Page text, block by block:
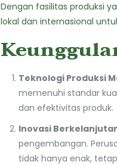
Dengan fasilitas produksi
lokal dan internasional
Teknologi Produksi
memenuhi standar
dan efektivitas produk.
Inovasi
pengembangan.
tidak hanya enak,